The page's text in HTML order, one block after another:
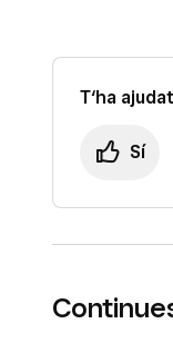
T‘ha
Sí